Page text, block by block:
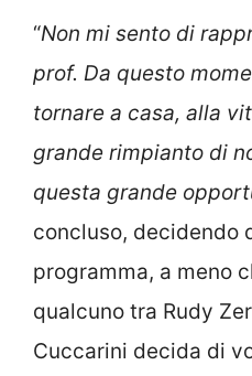
“Non mi sento di
prof. Da questo
tornare a casa, alla
grande rimpianto di
questa grande
concluso, decidendo
programma, a meno
qualcuno tra Rudy
Cuccarini decida di